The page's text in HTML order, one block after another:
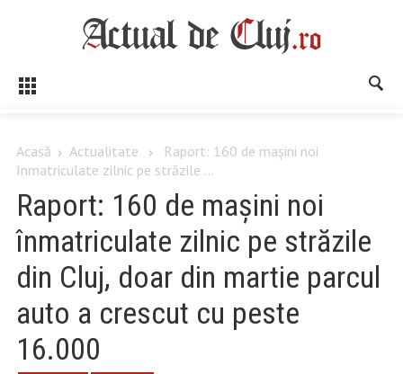
Acasă Actualitate
Raport: 160 de mașini noi
înmatriculate zilnic pe străzile ...
Raport: 160 de mașini noi
înmatriculate zilnic pe străzile
din Cluj, doar din martie parcul
auto a crescut cu peste
16.000